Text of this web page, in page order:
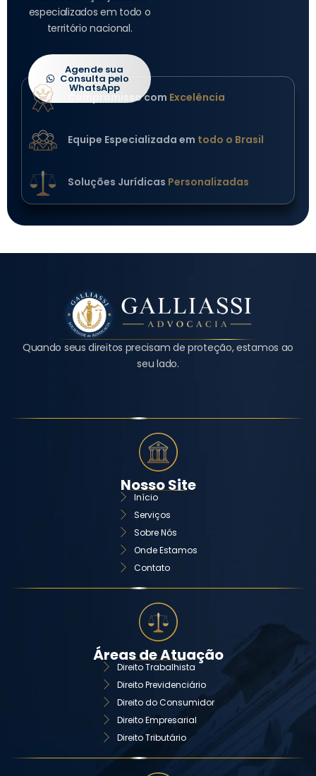
especializados em todo o
território nacional.
Agende sua
Consulta pelo
WhatsApp
Compromisso com Excelência
Equipe Especializada em todo o Brasil
Soluções Jurídicas Personalizadas
Quando seus direitos precisam de proteção, estamos ao
seu lado.
Nosso Site
Início
Serviços
Sobre Nós
Onde Estamos
Contato
Áreas de Atuação
Direito Trabalhista
Direito Previdenciário
Direito do Consumidor
Direito Empresarial
Direito Tributário